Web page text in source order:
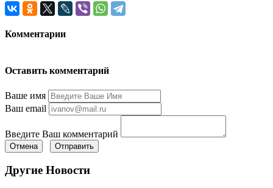
Комментарии
Оставить комментарий
Ваше имя
Ваш email
Введите Ваш комментарий
Отмена Отправить
Другие Новости